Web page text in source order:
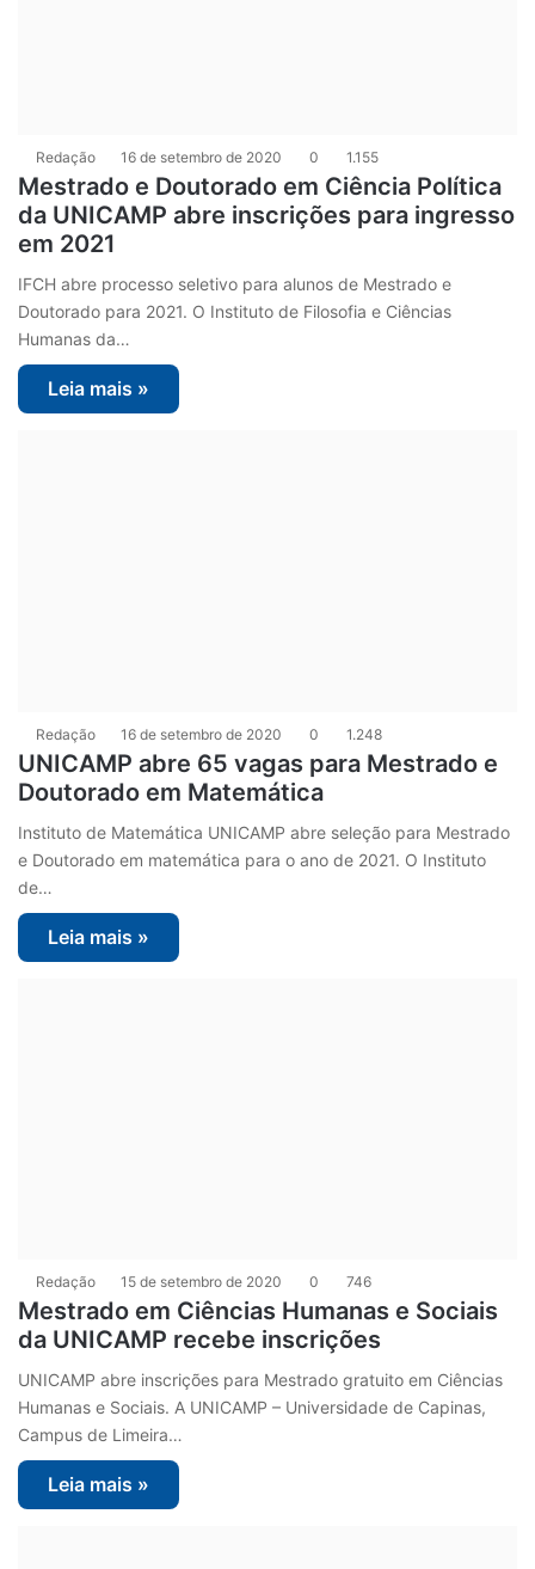
Redação 16 de setembro de 2020 0 1.155
Mestrado e Doutorado em Ciência Política
da UNICAMP abre inscrições para ingresso
em 2021
IFCH abre processo seletivo para alunos de Mestrado e
Doutorado para 2021. O Instituto de Filosofia e Ciências
Humanas da…
Leia mais »
Redação 16 de setembro de 2020 0 1.248
UNICAMP abre 65 vagas para Mestrado e
Doutorado em Matemática
Instituto de Matemática UNICAMP abre seleção para Mestrado
e Doutorado em matemática para o ano de 2021. O Instituto
de…
Leia mais »
Redação 15 de setembro de 2020 0 746
Mestrado em Ciências Humanas e Sociais
da UNICAMP recebe inscrições
UNICAMP abre inscrições para Mestrado gratuito em Ciências
Humanas e Sociais. A UNICAMP – Universidade de Capinas,
Campus de Limeira…
Leia mais »